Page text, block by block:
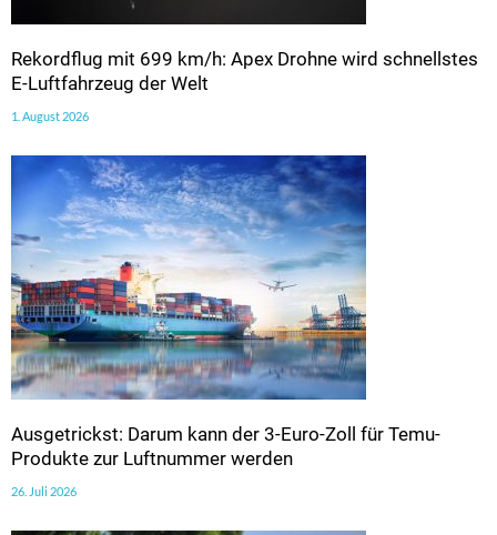
Rekordflug mit 699 km/h: Apex Drohne wird schnellstes
E-Luftfahrzeug der Welt
1. August 2026
Ausgetrickst: Darum kann der 3-Euro-Zoll für Temu-
Produkte zur Luftnummer werden
26. Juli 2026